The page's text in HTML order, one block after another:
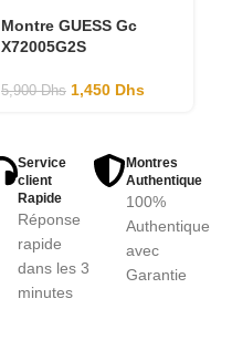
Montre GUESS Gc
X72005G2S
5,900Dhs 1,450 Dhs
Service
client
Rapide
Réponse
rapide
dans les 3
minutes
Montres
Authentique
100%
Authentique
avec
Garantie